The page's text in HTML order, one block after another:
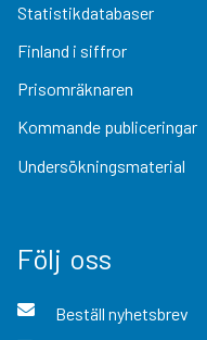
Statistikdatabaser
Finland i siffror
Prisomräknaren
Kommande publiceringar
Undersökningsmaterial
Följ oss
Beställ nyhetsbrev